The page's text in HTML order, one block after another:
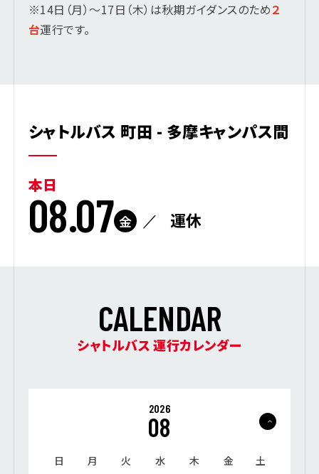
※14日（月）～17日（木）は秋期ガイダンスのため２
台運行です。
シャトルバス 町田 - 多摩キャンパス間
本日
08.07 金 運休
CALENDAR
シャトルバス 運行カレンダー
2026
08
日 月 火 水 木 金 土